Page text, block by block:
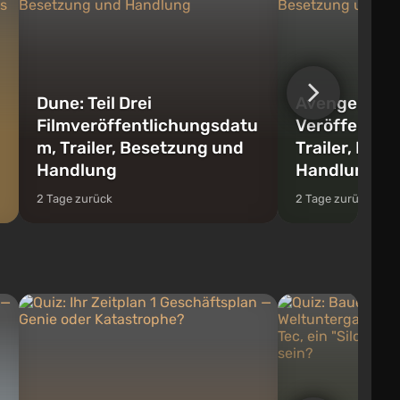
Dune: Teil Drei
Filmveröffentlichungsdatu
m, Trailer, Besetzung und
Handlung
2 Tage zurück
Avengers:
Trailer,
Handlung
2 Tage zurück